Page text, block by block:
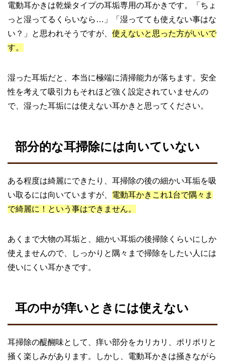
電動耳かきは乾燥タイプの耳垢専用の耳かきです。「ちょ
っと湿ってるくらいなら…」「湿ってても使えない事はな
い？」と思われそうですが、 使えないと思った方がいいで
す。
湿った耳垢だと、本当に極端に清掃能力が落ちます。安全
性を考えて吸引力もそれほど強く設定されていませんの
で、湿った耳垢には使えない耳かきと思ってください。
部分的な耳掃除には向いていない
ある程度は綺麗にできたり、耳掃除の後の細かい耳垢を吸
い取るには向いていますが、 電動耳かきこれ1台で隅々ま
で綺麗に！という事はできません。
あくまで大物の耳垢と、細かい耳垢の後掃除くらいにしか
使えませんので、しっかりと隅々まで掃除をしたい人には
使いにくい耳かきです。
耳の中が痒いときには使えない
耳掃除の醍醐味として、痒い部分をカリカリ、ポリポリと
掻く楽しみがあります。しかし、電動耳かきは掻きながら